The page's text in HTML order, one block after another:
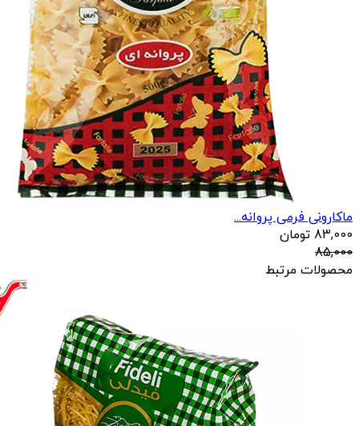
ماکارونی فرمی پروانه...
83,000 تومان
85,000
محصولات مرتبط